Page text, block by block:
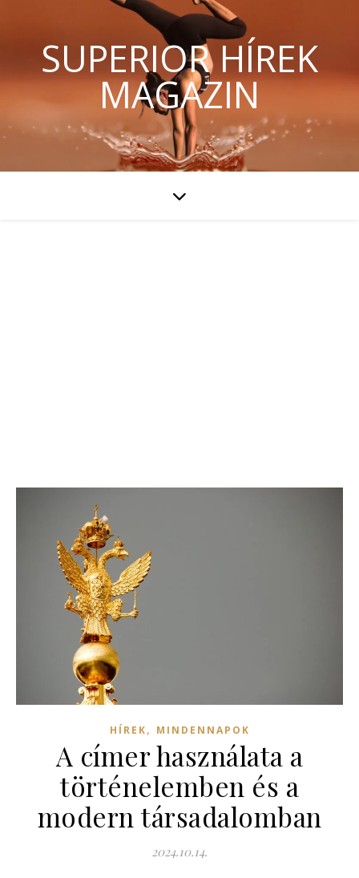
SUPERIOR HÍREK
MAGAZIN
HÍREK, MINDENNAPOK
A címer használata a
történelemben és a
modern társadalomban
2024.10.14.